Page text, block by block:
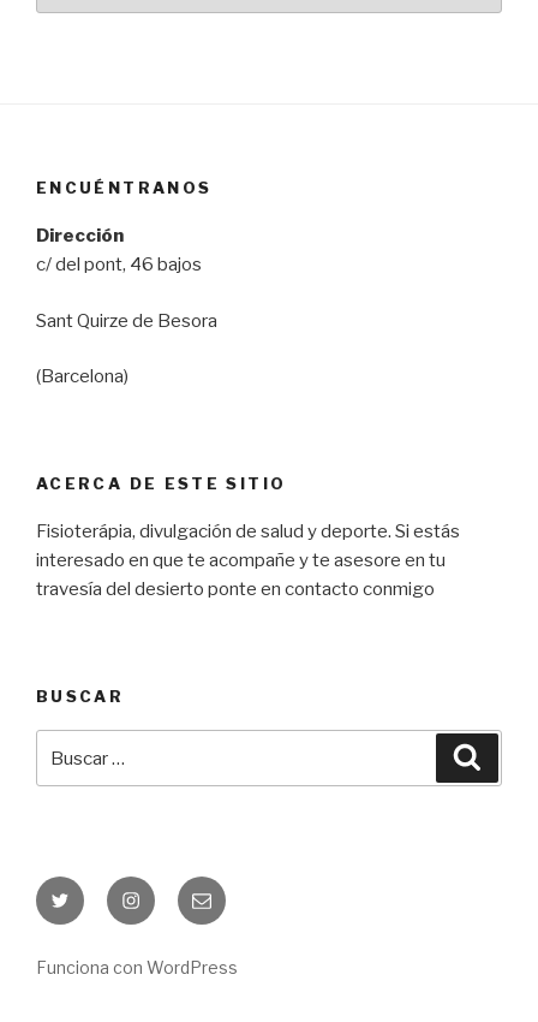
ENCUÉNTRANOS
Dirección
c/ del pont, 46 bajos
Sant Quirze de Besora
(Barcelona)
ACERCA DE ESTE SITIO
Fisioterápia, divulgación de salud y deporte. Si estás
interesado en que te acompañe y te asesore en tu
travesía del desierto ponte en contacto conmigo
BUSCAR
por:
Twitter InstagramCorreo
electrónico
Funciona con WordPress